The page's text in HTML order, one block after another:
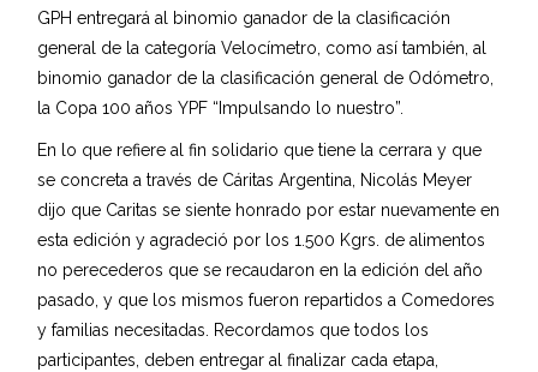
GPH entregará al binomio ganador de la clasificación
general de la categoría Velocímetro, como así también, al
binomio ganador de la clasificación general de Odómetro,
la Copa 100 años YPF “Impulsando lo nuestro”.
En lo que refiere al fin solidario que tiene la cerrara y que
se concreta a través de Cáritas Argentina, Nicolás Meyer
dijo que Caritas se siente honrado por estar nuevamente en
esta edición y agradeció por los 1.500 Kgrs. de alimentos
no perecederos que se recaudaron en la edición del año
pasado, y que los mismos fueron repartidos a Comedores
y familias necesitadas. Recordamos que todos los
participantes, deben entregar al finalizar cada etapa,